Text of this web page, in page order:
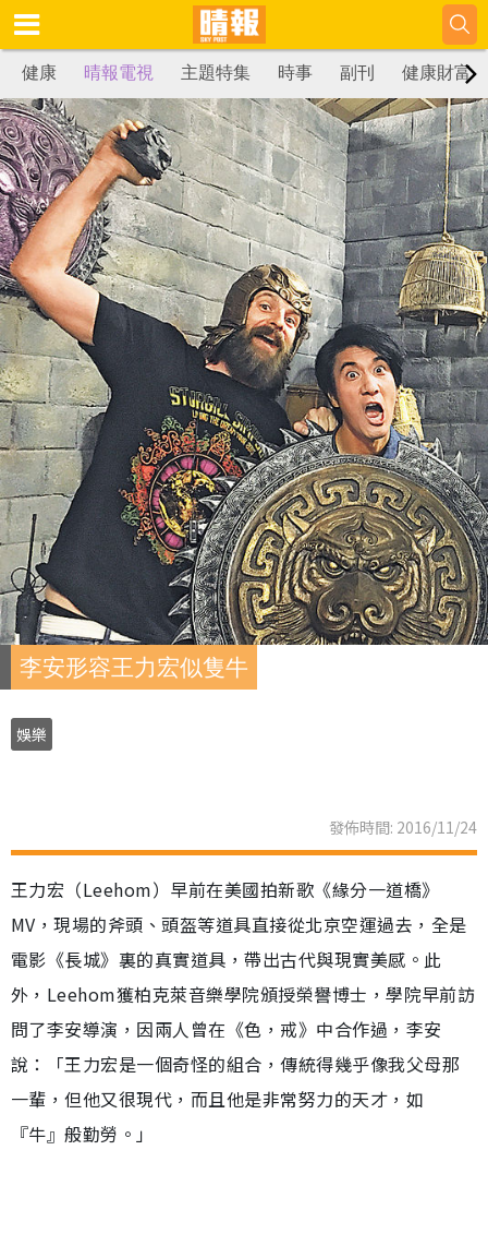
健康 晴報電視 主題特集 時事 副刊 健康財富
李安形容王力宏似隻牛
娛樂
發佈時間: 2016/11/24
王力宏（Leehom）早前在美國拍新歌《緣分一道橋》
MV，現場的斧頭、頭盔等道具直接從北京空運過去，全是
電影《長城》裏的真實道具，帶出古代與現實美感。此
外，Leehom獲柏克萊音樂學院頒授榮譽博士，學院早前訪
問了李安導演，因兩人曾在《色，戒》中合作過，李安
說：「王力宏是一個奇怪的組合，傳統得幾乎像我父母那
一輩，但他又很現代，而且他是非常努力的天才，如
『牛』般勤勞。」